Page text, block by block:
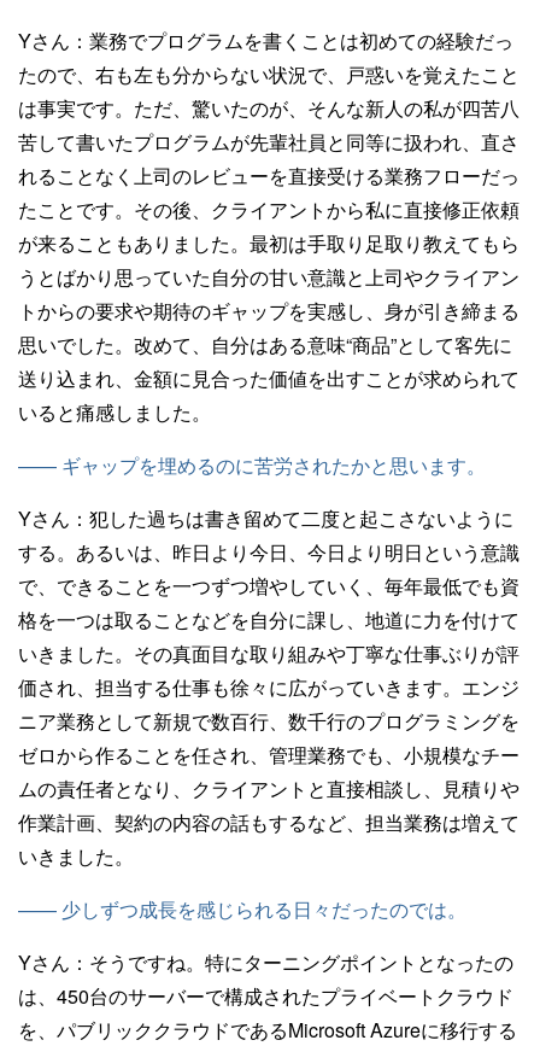
Yさん： 業務でプログラムを書くことは初めての経験だっ
たので、右も左も分からない状況で、戸惑いを覚えたこと
は事実です。ただ、驚いたのが、そんな新人の私が四苦八
苦して書いたプログラムが先輩社員と同等に扱われ、直さ
れることなく上司のレビューを直接受ける業務フローだっ
たことです。その後、クライアントから私に直接修正依頼
が来ることもありました。最初は手取り足取り教えてもら
うとばかり思っていた自分の甘い意識と上司やクライアン
トからの要求や期待のギャップを実感し、身が引き締まる
思いでした。改めて、自分はある意味“商品”として客先に
送り込まれ、金額に見合った価値を出すことが求められて
いると痛感しました。
—— ギャップを埋めるのに苦労されたかと思います。
Yさん： 犯した過ちは書き留めて二度と起こさないように
する。あるいは、昨日より今日、今日より明日という意識
で、できることを一つずつ増やしていく、毎年最低でも資
格を一つは取ることなどを自分に課し、地道に力を付けて
いきました。その真面目な取り組みや丁寧な仕事ぶりが評
価され、担当する仕事も徐々に広がっていきます。エンジ
ニア業務として新規で数百行、数千行のプログラミングを
ゼロから作ることを任され、管理業務でも、小規模なチー
ムの責任者となり、クライアントと直接相談し、見積りや
作業計画、契約の内容の話もするなど、担当業務は増えて
いきました。
—— 少しずつ成長を感じられる日々だったのでは。
Yさん： そうですね。特にターニングポイントとなったの
は、450台のサーバーで構成されたプライベートクラウド
を、パブリッククラウドであるMicrosoft Azureに移行する